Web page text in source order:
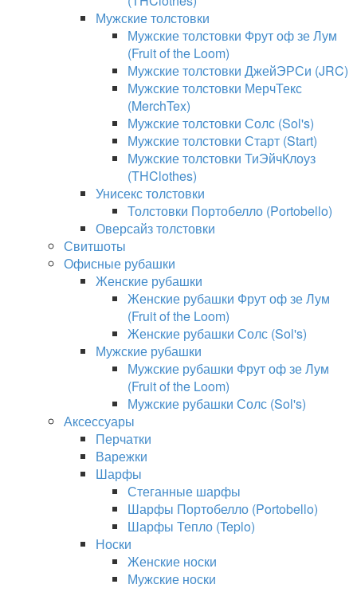
Мужские толстовки
Мужские толстовки Фрут оф зе Лум
(Fruit of the Loom)
Мужские толстовки ДжейЭРСи (JRC)
Мужские толстовки МерчТекс
(MerchTex)
Мужские толстовки Солс (Sol's)
Мужские толстовки Старт (Start)
Мужские толстовки ТиЭйчКлоуз
(THClothes)
Унисекс толстовки
Толстовки Портобелло (Portobello)
Оверсайз толстовки
Свитшоты
Офисные рубашки
Женские рубашки
Женские рубашки Фрут оф зе Лум
(Fruit of the Loom)
Женские рубашки Солс (Sol's)
Мужские рубашки
Мужские рубашки Фрут оф зе Лум
(Fruit of the Loom)
Мужские рубашки Солс (Sol's)
Аксессуары
Перчатки
Варежки
Шарфы
Стеганные шарфы
Шарфы Портобелло (Portobello)
Шарфы Тепло (Teplo)
Носки
Женские носки
Мужские носки